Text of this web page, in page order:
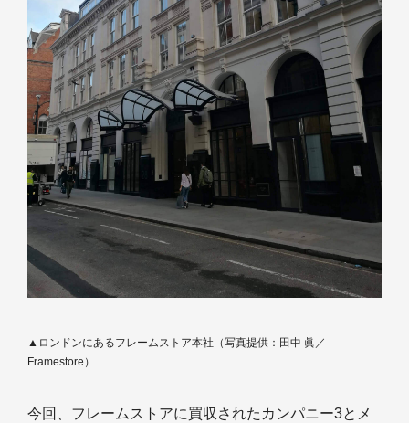
▲ロンドンにあるフレームストア本社（写真提供：田中 眞／
Framestore）
今回、フレームストアに買収されたカンパニー3とメ